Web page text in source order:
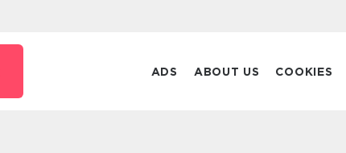
ADS ABOUT US COOKIES